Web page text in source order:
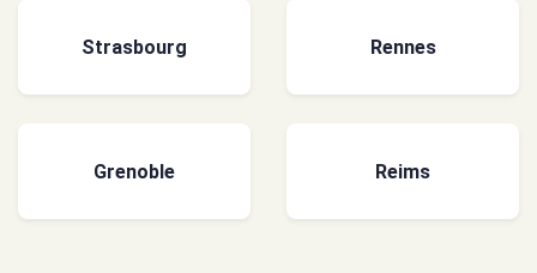
Strasbourg Rennes
Grenoble Reims